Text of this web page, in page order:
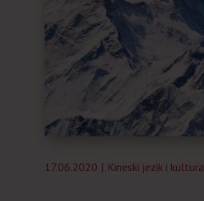
Almanah
O nama
17.06.2020 Kineski jezik i kultura